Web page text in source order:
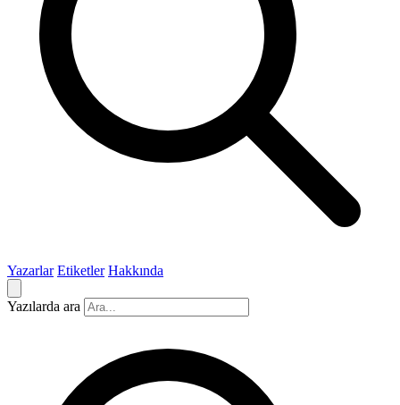
Yazarlar Etiketler Hakkında
Yazılarda ara